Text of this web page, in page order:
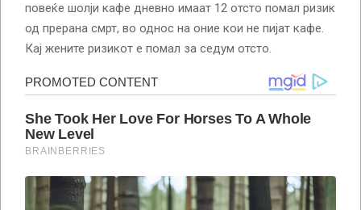
повеќе шолји кафе дневно имаат 12 отсто помал ризик
од прерана смрт, во однос на оние кои не пијат кафе.
Кај жените ризикот е помал за седум отсто.